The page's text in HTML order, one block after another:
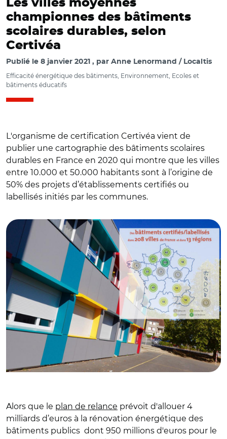
Les villes moyennes
championnes des bâtiments
scolaires durables, selon
Certivéa
Publié le 8 janvier 2021 par Anne Lenormand / Localtis
Efficacité énergétique des bâtiments, Environnement, Ecoles et
bâtiments éducatifs
L'organisme de certification Certivéa vient de
publier une cartographie des bâtiments scolaires
durables en France en 2020 qui montre que les villes
entre 10.000 et 50.000 habitants sont à l’origine de
50% des projets d’établissements certifiés ou
labellisés initiés par les communes.
Alors que le plan de relance prévoit d'allouer 4
milliards d’euros à la rénovation énergétique des
bâtiments publics dont 950 millions d'euros pour le